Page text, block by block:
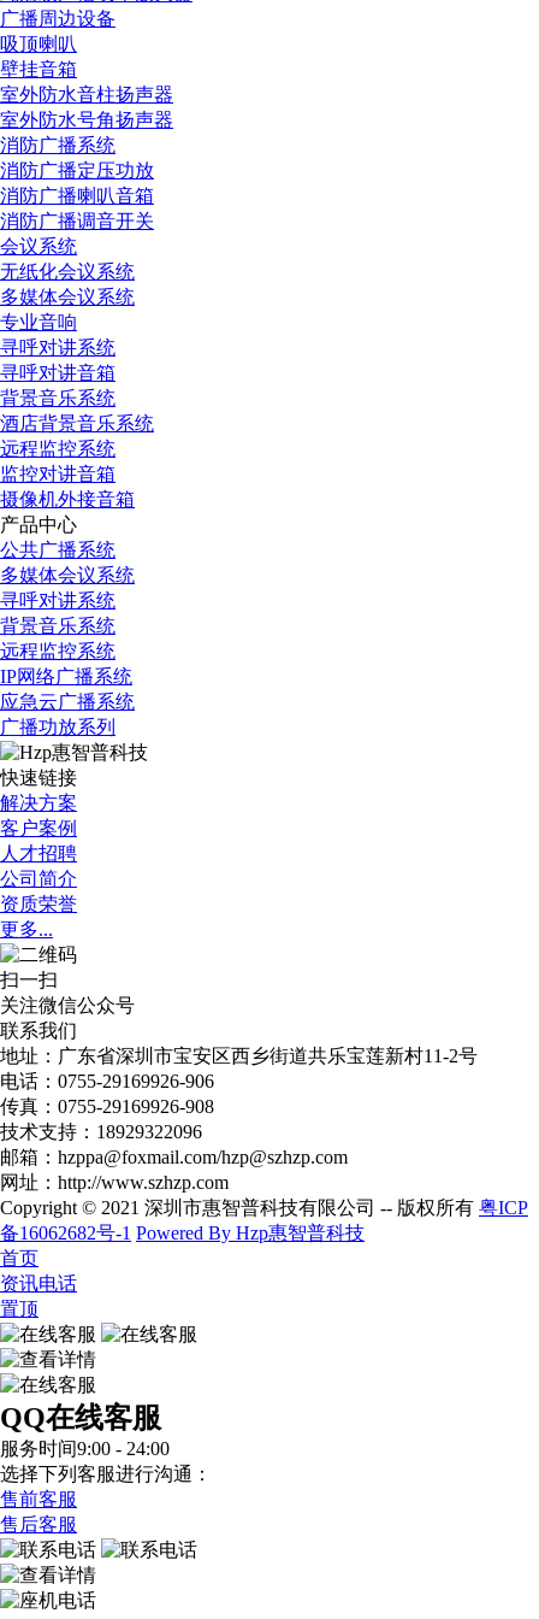
广播周边设备
吸顶喇叭
壁挂音箱
室外防水音柱扬声器
室外防水号角扬声器
消防广播系统
消防广播定压功放
消防广播喇叭音箱
消防广播调音开关
会议系统
无纸化会议系统
多媒体会议系统
专业音响
寻呼对讲系统
寻呼对讲音箱
背景音乐系统
酒店背景音乐系统
远程监控系统
监控对讲音箱
摄像机外接音箱
产品中心
公共广播系统
多媒体会议系统
寻呼对讲系统
背景音乐系统
远程监控系统
IP网络广播系统
应急云广播系统
广播功放系列
快速链接
解决方案
客户案例
人才招聘
公司简介
资质荣誉
更多...
扫一扫
关注微信公众号
联系我们
地址：广东省深圳市宝安区西乡街道共乐宝莲新村11-2号​
电话：0755-29169926-906​
传真：0755-29169926-908
技术支持：18929322096
邮箱：hzppa@foxmail.com/hzp@szhzp.com
网址：http://www.szhzp.com
Copyright © 2021 深圳市惠智普科技有限公司 -- 版权所有 粤ICP
备16062682号-1 Powered By Hzp惠智普科技
首页
资讯电话
置顶
QQ在线客服
服务时间9:00 - 24:00
选择下列客服进行沟通：
售前客服
售后客服